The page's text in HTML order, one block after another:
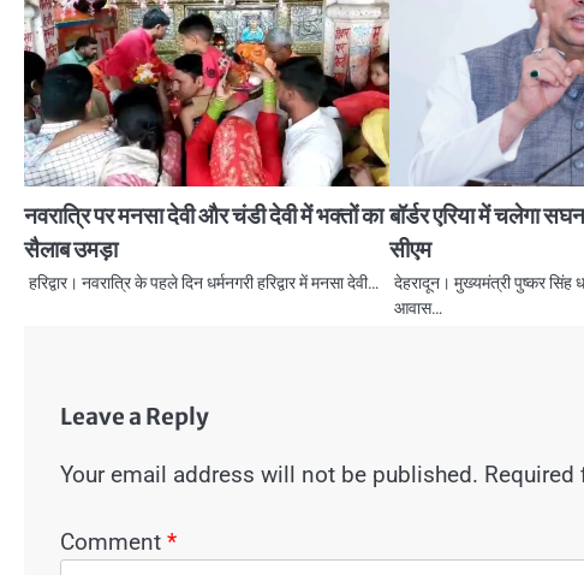
नवरात्रि पर मनसा देवी और चंडी देवी में भक्तों का
सैलाब उमड़ा
हरिद्वार। नवरात्रि के पहले दिन धर्मनगरी हरिद्वार में मनसा देवी…
बॉर्डर एरिया में चलेगा
सीएम
देहरादून। मुख्यमंत्री पुष्कर सिंह
आवास…
Leave a Reply
Your email address will not be published. Required
Comment *